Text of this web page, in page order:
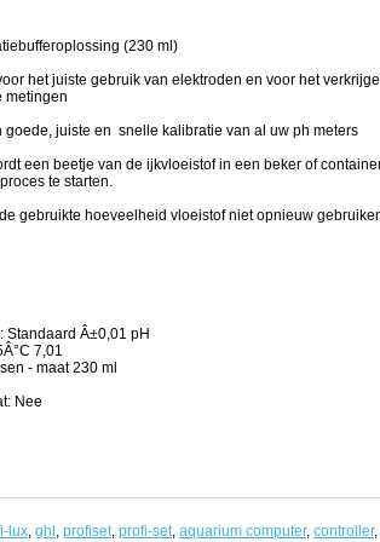
(230 ml)
het juiste gebruik van elektroden en voor het
metingen
goede, juiste en snelle kalibratie van al uw ph meters
een beetje van de ijkvloeistof in een beker of
te starten.
gebruikte hoeveelheid vloeistof niet opnieuw
Standaard Â±0,01 pH
7,01
- maat 230 ml
Nee
lux, ghl , profiset, profi-set, aquarium computer, controller,